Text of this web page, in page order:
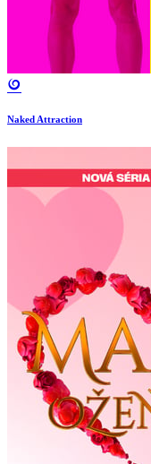
Naked Attraction